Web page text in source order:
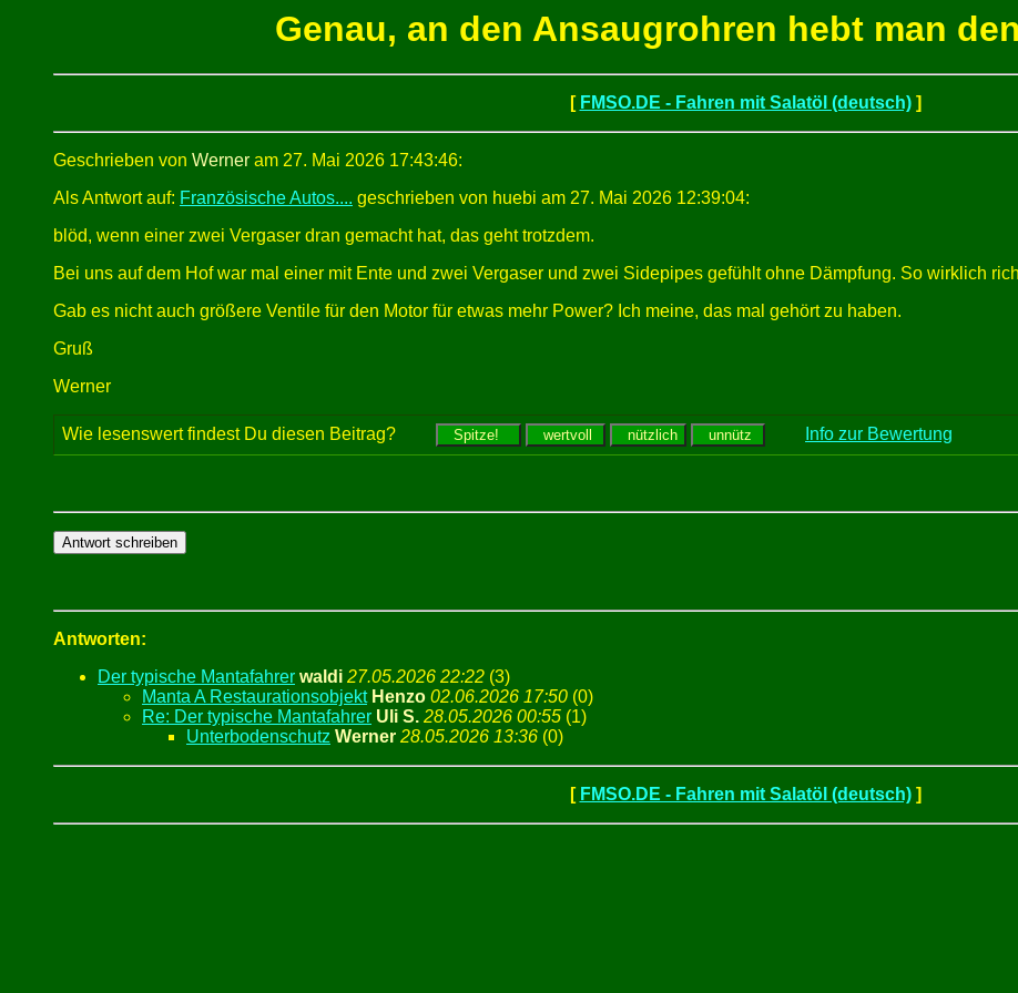
Genau, an den Ansaugrohren hebt man
[ FMSO.DE - Fahren mit Salatöl (deutsch)]
Geschrieben von Werner am 27. Mai 2026 17:43:46:
Als Antwort auf: Französische Autos.... geschrieben von huebi am 27. Mai 2026 12:39:04:
blöd, wenn einer zwei Vergaser dran gemacht hat, das geht trotzdem.
Bei uns auf dem Hof war mal einer mit Ente und zwei Vergaser und zwei Sidepipes gefühlt ohne Dämpfung. So wirklich
Gab es nicht auch größere Ventile für den Motor für etwas mehr Power? Ich meine, das mal gehört zu haben.
Gruß
Werner
Wie lesenswert findest Du diesen Beitrag? Info zur Bewertung
Antworten:
Der typische Mantafahrer waldi 27.05.2026 22:22 (3)
Manta A Restaurationsobjekt Henzo 02.06.2026 17:50 (0)
Re: Der typische Mantafahrer Uli S. 28.05.2026 00:55 (1)
Unterbodenschutz Werner 28.05.2026 13:36 (0)
[ FMSO.DE - Fahren mit Salatöl (deutsch)]